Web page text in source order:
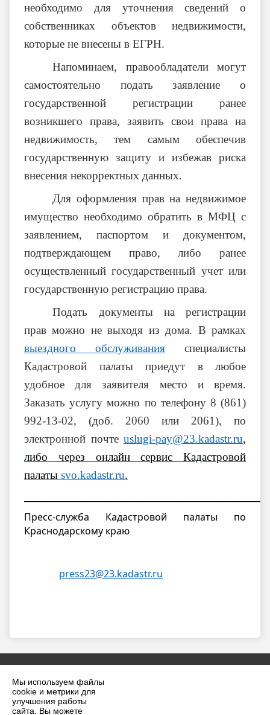
Мы используем файлы
cookie и метрики для
улучшения работы
сайта. Вы можете
необходимо для уточнения сведений о
собственниках объектов недвижимости,
которые не внесены в ЕГРН.
Напоминаем, правообладатели могут
самостоятельно подать заявление о
государственной регистрации ранее
возникшего права, заявить свои права на
недвижимость, тем самым обеспечив
государственную защиту и избежав риска
внесения некорректных данных.
Для оформления прав на недвижимое
имущество необходимо обратить в МФЦ с
заявлением, паспортом и документом,
подтверждающем право, либо ранее
осуществленный государственный учет или
государственную регистрацию права.
Подать документы на регистрации
прав можно не выходя из дома. В рамках
выездного обслуживания специалисты
Кадастровой палаты приедут в любое
удобное для заявителя место и время.
Заказать услугу можно по телефону 8 (861)
992-13-02, (доб. 2060 или 2061), по
электронной почте uslugi-pay@23.kadastr.ru,
либо через онлайн сервис Кадастровой
палаты svo.kadastr.ru.
Пресс-служба Кадастровой палаты по
Краснодарскому краю
press23@23.kadastr.ru